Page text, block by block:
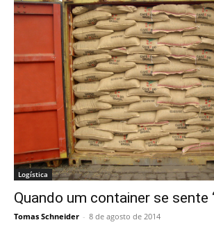
Logística
Quando um container se sente
Tomas Schneider - 8 de agosto de 2014